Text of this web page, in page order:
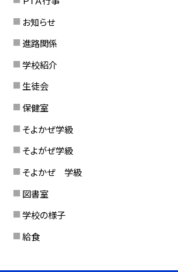
お知らせ
進路関係
学校紹介
生徒会
保健室
そよかぜ学級
そよがぜ学級
そよかぜ 学級
図書室
学校の様子
給食